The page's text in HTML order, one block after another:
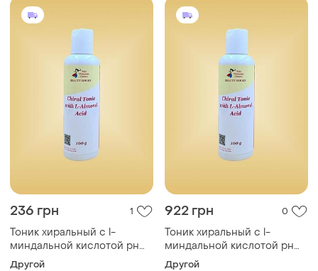
236 грн 1
Тоник хиральный с l-
миндальной кислотой рн
4,3 100 мл nikol professional
Другой
922 грн 0
Тоник хиральный с l-
миндальной кислотой рн
4,3 500 мл nikol professional
Другой